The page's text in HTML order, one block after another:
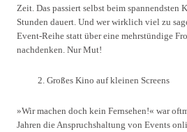
Zeit. Das passiert selbst beim spannendsten
Stunden dauert. Und wer wirklich viel zu
Event-Reihe statt über eine mehrstündige
nachdenken. Nur Mut!
Großes Kino auf kleinen Screens
»Wir machen doch kein Fernsehen!« war
Jahren die Anspruchshaltung von Events